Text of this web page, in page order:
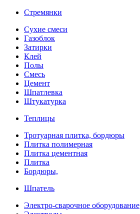
Стремянки
Сухие смеси
Газоблок
Затирки
Клей
Полы
Смесь
Цемент
Шпатлевка
Штукатурка
Теплицы
Тротуарная плитка, бордюры
Плитка полимерная
Плитка цементная
Плитка
Бордюры,
Шпатель
Электро-сварочное оборудование